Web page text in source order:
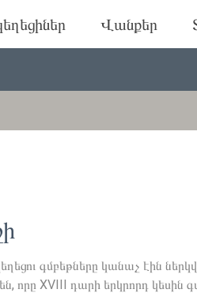
Վանքեր
գմբեթները կանաչ էին
XVIII դարի երկրորդ կեսին